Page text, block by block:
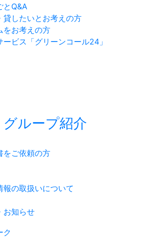
とQ&A
貸したいとお考えの方
をお考えの方
ビス「グリーンコール24」
ループ紹介
をご依頼の方
の取扱いについて
お知らせ